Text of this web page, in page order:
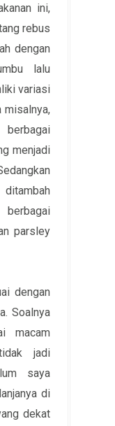
ini,
rebus
dengan
lalu
variasi
misalnya,
menjadi
parsley
dengan
Soalnya
macam
jadi
saya
di
dekat